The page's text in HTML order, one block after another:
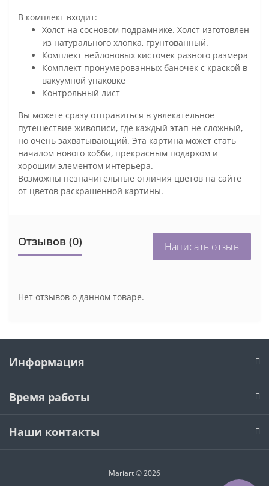
В комплект входит:
Холст на сосновом подрамнике. Холст изготовлен
из натурального хлопка, грунтованный.
Комплект нейлоновых кисточек разного размера
Комплект пронумерованных баночек с краской в
вакуумной упаковке
Контрольный лист
Вы можете сразу отправиться в увлекательное
путешествие живописи, где каждый этап не сложный,
но очень захватывающий. Эта картина может стать
началом нового хобби, прекрасным подарком и
хорошим элементом интерьера.
Возможны незначительные отличия цветов на сайте
от цветов раскрашенной картины.
Отзывов (0) Написать отзыв
Нет отзывов о данном товаре.
Информация
Время работы
Наши контакты
Mariart © 2026